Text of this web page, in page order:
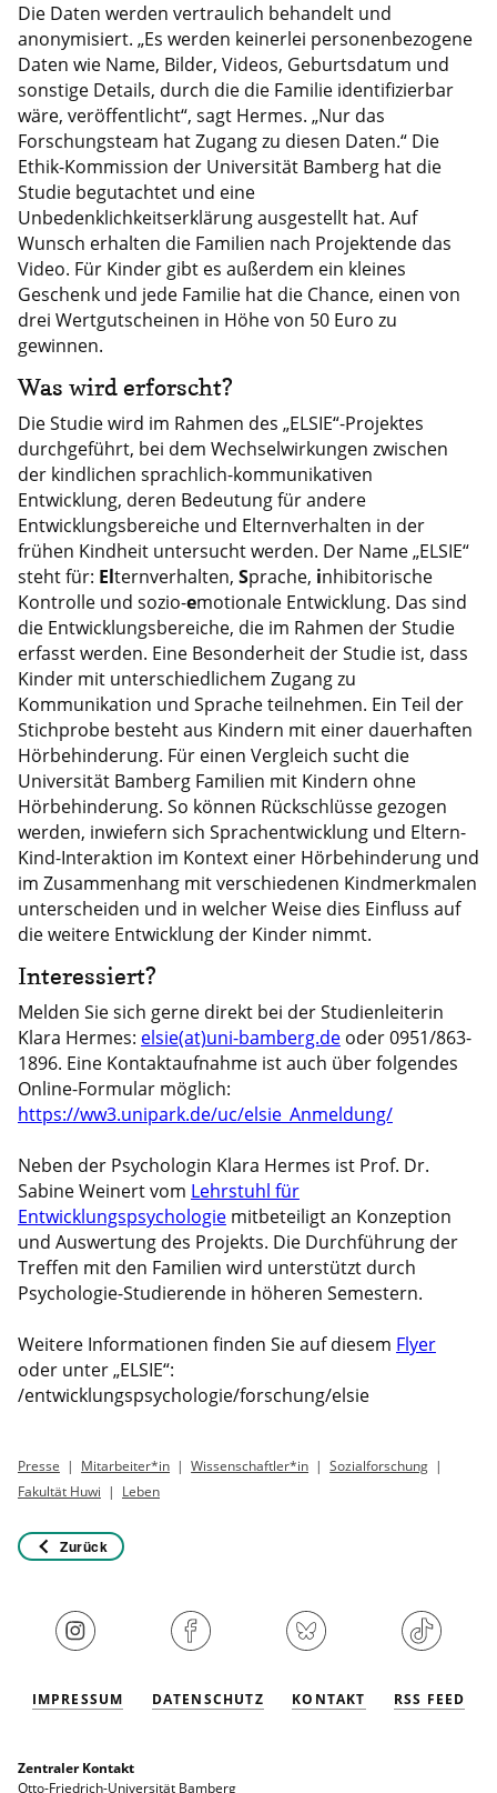
Die Daten werden vertraulich behandelt und
anonymisiert. „Es werden keinerlei personenbezogene
Daten wie Name, Bilder, Videos, Geburtsdatum und
sonstige Details, durch die die Familie identifizierbar
wäre, veröffentlicht“, sagt Hermes. „Nur das
Forschungsteam hat Zugang zu diesen Daten.“ Die
Ethik-Kommission der Universität Bamberg hat die
Studie begutachtet und eine
Unbedenklichkeitserklärung ausgestellt hat. Auf
Wunsch erhalten die Familien nach Projektende das
Video. Für Kinder gibt es außerdem ein kleines
Geschenk und jede Familie hat die Chance, einen von
drei Wertgutscheinen in Höhe von 50 Euro zu
gewinnen.
Was wird erforscht?
Die Studie wird im Rahmen des „ELSIE“-Projektes
durchgeführt, bei dem Wechselwirkungen zwischen
der kindlichen sprachlich-kommunikativen
Entwicklung, deren Bedeutung für andere
Entwicklungsbereiche und Elternverhalten in der
frühen Kindheit untersucht werden. Der Name „ELSIE“
steht für: Elternverhalten, Sprache, inhibitorische
Kontrolle und sozio-emotionale Entwicklung. Das sind
die Entwicklungsbereiche, die im Rahmen der Studie
erfasst werden. Eine Besonderheit der Studie ist, dass
Kinder mit unterschiedlichem Zugang zu
Kommunikation und Sprache teilnehmen. Ein Teil der
Stichprobe besteht aus Kindern mit einer dauerhaften
Hörbehinderung. Für einen Vergleich sucht die
Universität Bamberg Familien mit Kindern ohne
Hörbehinderung. So können Rückschlüsse gezogen
werden, inwiefern sich Sprachentwicklung und Eltern-
Kind-Interaktion im Kontext einer Hörbehinderung und
im Zusammenhang mit verschiedenen Kindmerkmalen
unterscheiden und in welcher Weise dies Einfluss auf
die weitere Entwicklung der Kinder nimmt.
Interessiert?
Melden Sie sich gerne direkt bei der Studienleiterin
Klara Hermes: elsie(at)uni-bamberg.deoder 0951/863-
1896. Eine Kontaktaufnahme ist auch über folgendes
Online-Formular möglich:
https://ww3.unipark.de/uc/elsie_Anmeldung/
Neben der Psychologin Klara Hermes ist Prof. Dr.
Sabine Weinert vom Lehrstuhl für
Entwicklungspsychologiemitbeteiligt an Konzeption
und Auswertung des Projekts. Die Durchführung der
Treffen mit den Familien wird unterstützt durch
Psychologie-Studierende in höheren Semestern.
Weitere Informationen finden Sie auf diesem Flyer
oder unter „ELSIE“:
/entwicklungspsychologie/forschung/elsie
Presse Mitarbeiter*in Wissenschaftler*in
Sozialforschung
Fakultät Huwi
Leben
Zurück
IMPRESSUM DATENSCHUTZ KONTAKT RSS FEED
Zentraler Kontakt
Otto-Friedrich-Universität Bamberg